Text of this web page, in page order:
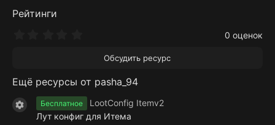
Рейтинги
в
з
д
0 оценок
Обсудить ресурс
Ещё ресурсы от pasha_94
Иконка ресурса
Бесплатное
LootConfig Itemv2
Лут конфиг для Итема